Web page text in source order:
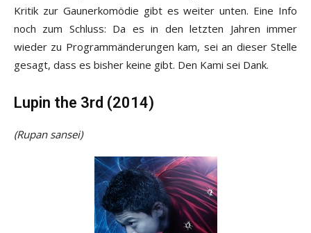
Kritik zur Gaunerkomödie gibt es weiter unten. Eine Info
noch zum Schluss: Da es in den letzten Jahren immer
wieder zu Programmänderungen kam, sei an dieser Stelle
gesagt, dass es bisher keine gibt. Den Kami sei Dank.
Lupin the 3rd (2014)
(Rupan sansei)